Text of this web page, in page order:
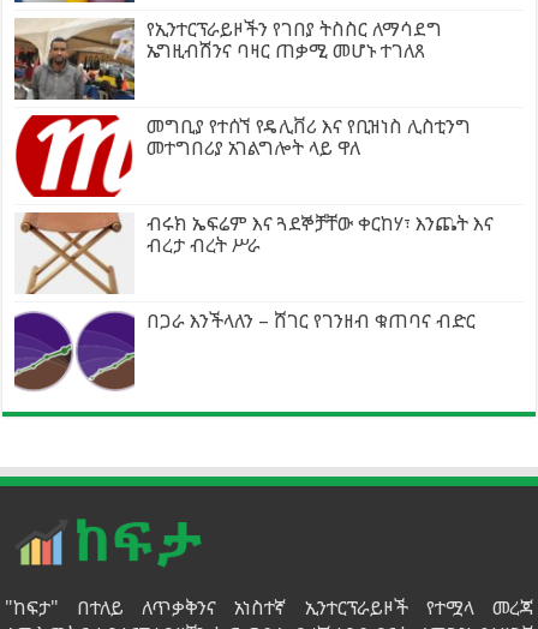
የኢንተርፕራይዞችን የገበያ ትስስር ለማሳደግ
ኤግዚብሽንና ባዛር ጠቃሚ መሆኑ ተገለጸ
መግቢያ የተሰኘ የዴሊቨሪ እና የቢዝነስ ሊስቲንግ
መተግበሪያ አገልግሎት ላይ ዋለ
ብሩክ ኤፍሬም እና ጓደኞቻቸው ቀርከሃ፣ እንጨት እና
ብረታ ብረት ሥራ
በጋራ እንችላለን – ሸገር የገንዘብ ቁጠባና ብድር
"ከፍታ" በተለይ ለጥቃቅንና አነስተኛ ኢንተርፕራይዞች የተሟላ መረጃ